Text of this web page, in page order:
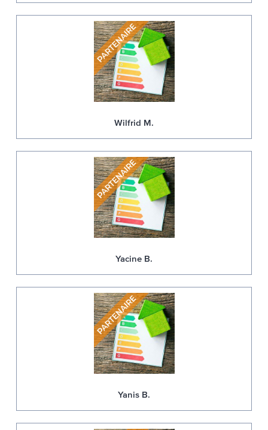
Wilfrid M.
Yacine B.
Yanis B.